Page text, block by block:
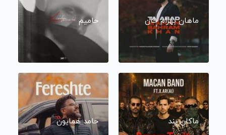
ماهان بهرام خان حامیم
ماکان بند حامد همایون